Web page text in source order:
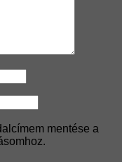
mentése a